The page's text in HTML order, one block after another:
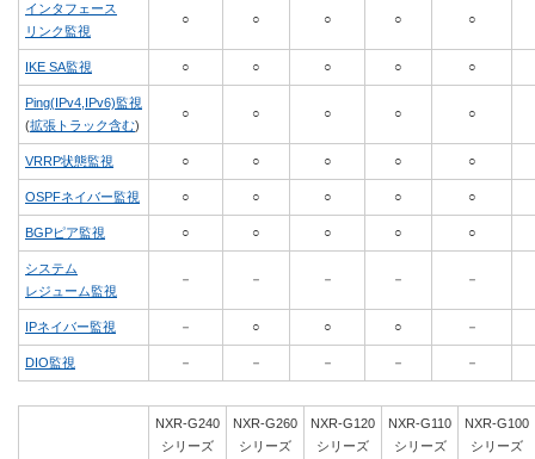
インタフェース
リンク監視
○ ○ ○ ○ ○
IKE SA監視 ○ ○ ○ ○ ○
Ping(IPv4,IPv6)監視
(拡張トラック含む)
○ ○ ○ ○ ○
VRRP状態監視 ○ ○ ○ ○ ○
OSPFネイバー監視 ○ ○ ○ ○ ○
BGPピア監視 ○ ○ ○ ○ ○
システム
レジューム監視
－ － － － －
IPネイバー監視 － ○ ○ ○ －
DIO監視 － － － － －
NXR-G240
シリーズ
NXR-G260
シリーズ
NXR-G120
シリーズ
NXR-G110
シリーズ
NXR-G100
シリーズ